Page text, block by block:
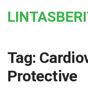
Tag:
Protective